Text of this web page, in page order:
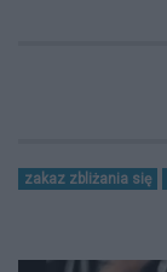
zakaz zbliżania się